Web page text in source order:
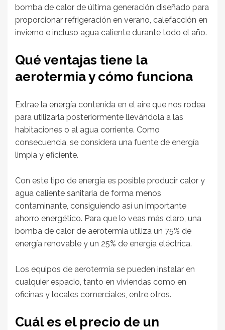
bomba de calor de última generación diseñado para
proporcionar refrigeración en verano, calefacción en
invierno e incluso agua caliente durante todo el año.
Qué ventajas tiene la
aerotermia y cómo funciona
Extrae la energía contenida en el aire que nos rodea
para utilizarla posteriormente llevándola a las
habitaciones o al agua corriente. Como
consecuencia, se considera una fuente de energía
limpia y eficiente.
Con este tipo de energía es posible producir calor y
agua caliente sanitaria de forma menos
contaminante, consiguiendo así un importante
ahorro energético. Para que lo veas más claro, una
bomba de calor de aerotermia utiliza un 75% de
energía renovable y un 25% de energía eléctrica.
Los equipos de aerotermia se pueden instalar en
cualquier espacio, tanto en viviendas como en
oficinas y locales comerciales, entre otros.
Cuál es el precio de un